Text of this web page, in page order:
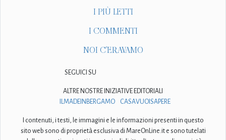
I PIÙ LETTI
I COMMENTI
NOI C'ERAVAMO
SEGUICI SU
ALTRE NOSTRE INIZIATIVE EDITORIALI
ILMADEINBERGAMO
CASAVUOISAPERE
I contenuti, i testi, le immagini e le informazioni presenti in questo
sito web sono di proprietà esclusiva di MareOnLine.it e sono tutelati